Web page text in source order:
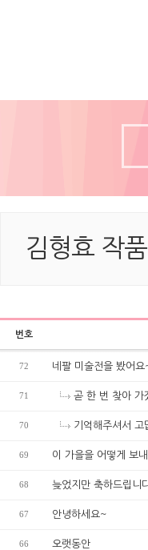
김형효 작
번호
72 네팔 미술전을 봤어요
71 곧 한 번 찾아 가
70 기억해주셔서 고
69 이 가을을 어떻게 보
68 늦었지만 축하드립니
67 안녕하세요~
66 오랫동안